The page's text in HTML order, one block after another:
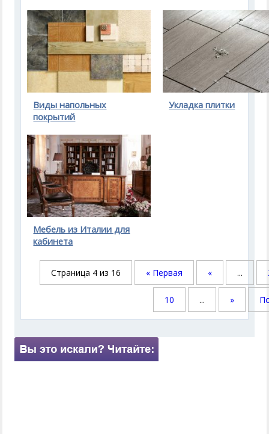
Виды напольных
покрытий
Укладка плитки
Мебель из Италии для
кабинета
Страница 4 из 16 « Первая « ...
10 ... »